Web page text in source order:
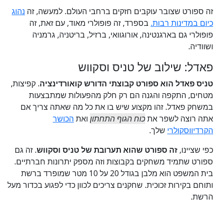
זה ספורט שצובר עוקבים חזקים ברחבי העולם. למעשה, זה נהוג
כיום במדינות רבות. בספרד, זה פופולרי מאוד, עם זאת, זה
פופולרי גם בארגנטינה, אורוגוואי, ברזיל, בריטניה, גרמניה
ושוודיה.
פאדל: שילוב של טניס וסקווש
טניס פאדל הוא ספורט קבוצתי הדורש קואורדינציה. קפיצות,
מטחים, התקפה והגנה הם רק חלק מהפעולות שמתבצעות
במשחק פאדל. זהו מקצוע שיש בו את כל מה שאתה צריך אם
אתה רוצה לשפר אתכוח הגוף התחתון ואת הכושר
הקרדיווסקולרי שלך.
כפי שציינו, זה ספורט שהוא תערובת של טניס וסקווש. זה גם
ספורט שתמיד משחקים בקבוצות וזה מספק יתרונות חברתיים.
בית המשפט הוא מלבן בגודל 20 על 10 מטר שמופרד ברשת
ותוחם בקירות זכוכית. שחקנים צריכים לכוון כדי לפגוע בכדור מעל
הרשת.